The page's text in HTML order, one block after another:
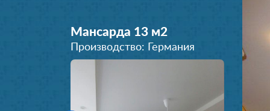
Мансарда 13 м2
Производство: Германия